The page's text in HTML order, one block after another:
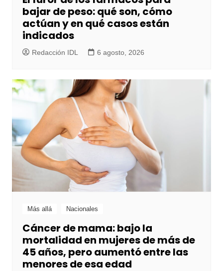
bajar de peso: qué son, cómo
actúan y en qué casos están
indicados
Redacción IDL 6 agosto, 2026
Más allá Nacionales
Cáncer de mama: bajo la
mortalidad en mujeres de más de
45 años, pero aumentó entre las
menores de esa edad